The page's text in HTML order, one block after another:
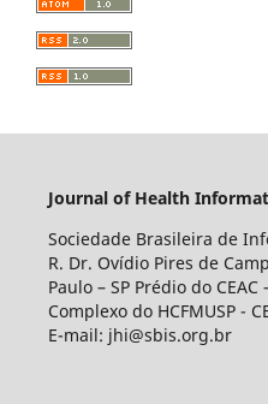
Journal of Health
Sociedade Brasileira de
R. Dr. Ovídio Pires de
Paulo – SP Prédio do CEAC
Complexo do HCFMUSP -
E-mail: jhi@sbis.org.br